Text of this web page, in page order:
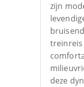
zijn
treinreis
deze